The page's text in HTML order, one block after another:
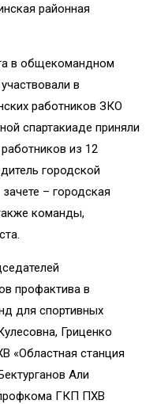
районная
в общекомандном
в
работников ЗКО
спартакиаде приняли
из 12
городской
– городская
команды,
профактива в
для спортивных
Гриценко
«Областная станция
Али
ГКП ПХВ